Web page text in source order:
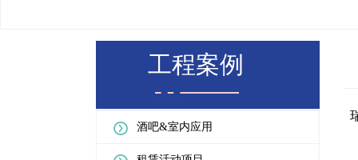
工程案例
酒吧&室内应用